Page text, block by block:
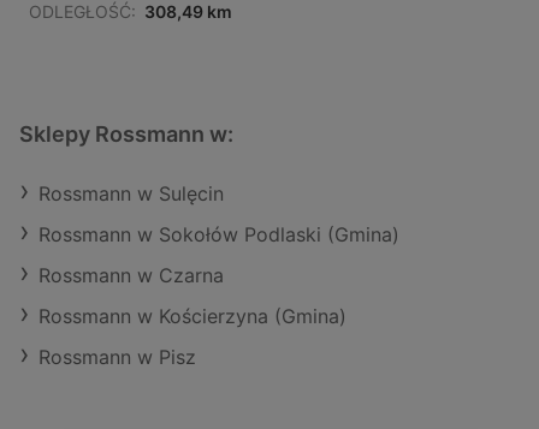
ODLEGŁOŚĆ: 308,49 km
Sklepy Rossmann w:
Rossmann w Sulęcin
Rossmann w Sokołów Podlaski (Gmina)
Rossmann w Czarna
Rossmann w Kościerzyna (Gmina)
Rossmann w Pisz